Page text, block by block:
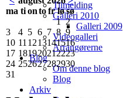
Tilmelding
Galleri 2010
Galleri 2009
Videogalleri
Arrangørerne
Blog
Om denne blog
Blog
Arkiv
ma ti onto fr løsø
1 2
3
4 5 6 7 8 9
10 11 1213141516
17 181920212223
24 252627282930
31